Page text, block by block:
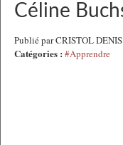
Céline
Publié par CRISTOL
Catégories : #Apprendre